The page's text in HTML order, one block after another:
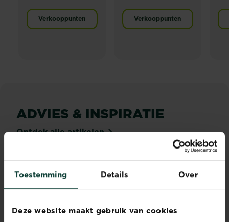
Toestemming Details Over
Deze website maakt gebruik van cookies
Verkooppunten Verkooppunten
ADVIES & INSPIRATIE
Ontdek alle artikelen